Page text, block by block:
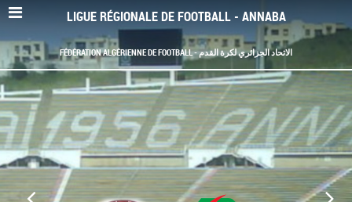
LIGUE RÉGIONALE DE FOOTBALL - ANNABA
FÉDÉRATION ALGÉRIENNE DE FOOTBALL - الاتحاد الجزائري لكرة القدم